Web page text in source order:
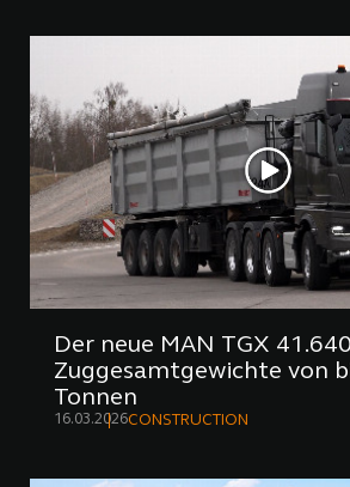
Der neue MAN TGX
Zuggesamtgewichte von
Tonnen
16.03.2026CONSTRUCTION